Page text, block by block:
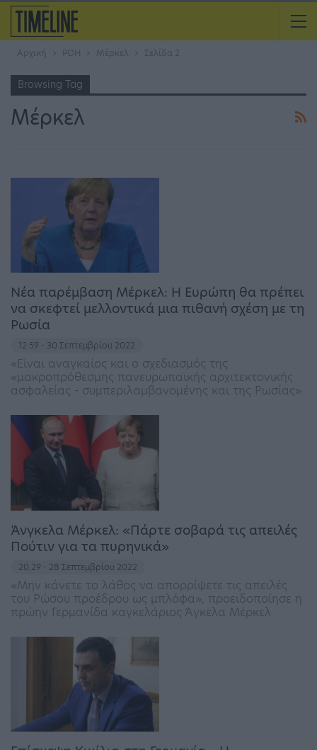
Αρχική ΡΟΗ Μέρκελ Σελίδα 2
Browsing Tag
Μέρκελ
Νέα παρέμβαση Μέρκελ: Η Ευρώπη θα πρέπει
να σκεφτεί μελλοντικά μια πιθανή σχέση με τη
Ρωσία
12:59 - 30 Σεπτεμβρίου 2022
«Είναι αναγκαίος και ο σχεδιασμός της
«μακροπρόθεσμης πανευρωπαϊκής αρχιτεκτονικής
ασφαλείας - συμπεριλαμβανομένης και της Ρωσίας»
Άνγκελα Μέρκελ: «Πάρτε σοβαρά τις απειλές
Πούτιν για τα πυρηνικά»
20:29 - 28 Σεπτεμβρίου 2022
«Μην κάνετε το λάθος να απορρίψετε τις απειλές
του Ρώσου προέδρου ως μπλόφα», προειδοποίησε η
πρώην Γερμανίδα καγκελάριος Άγκελα Μέρκελ